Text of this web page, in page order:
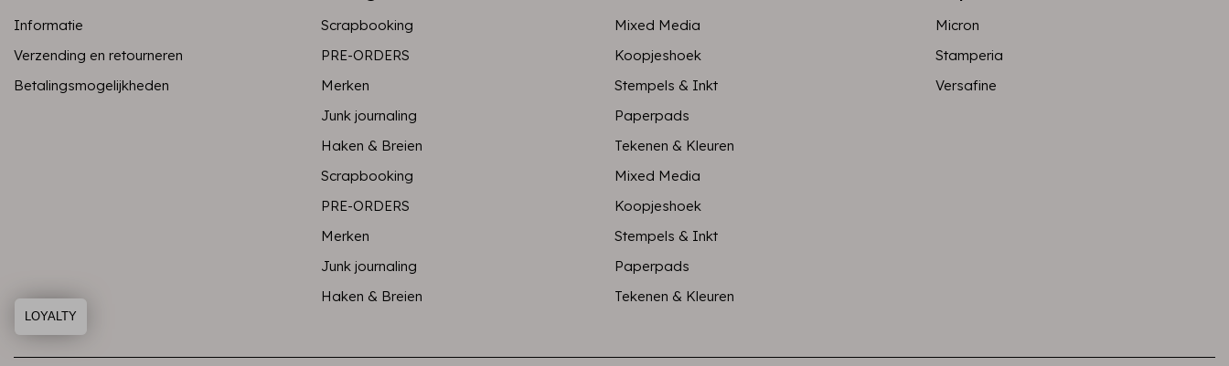
Informatie
Verzending en retourneren
Betalingsmogelijkheden
Scrapbooking
Mixed Media
PRE-ORDERS
Koopjeshoek
Merken
Stempels & Inkt
Junk journaling
Paperpads
Haken & Breien
Tekenen & Kleuren
Scrapbooking
Mixed Media
PRE-ORDERS
Koopjeshoek
Merken
Stempels & Inkt
Junk journaling
Paperpads
Haken & Breien
Tekenen & Kleuren
Micron
Stamperia
Versafine
LOYALTY